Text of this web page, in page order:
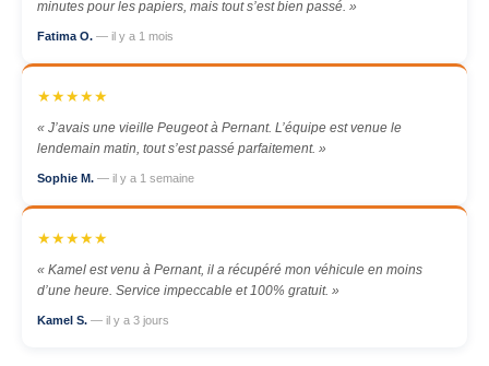
minutes pour les papiers, mais tout s’est bien passé. »
Fatima O. — il y a 1 mois
★★★★★
« J’avais une vieille Peugeot à Pernant. L’équipe est venue le
lendemain matin, tout s’est passé parfaitement. »
Sophie M. — il y a 1 semaine
★★★★★
« Kamel est venu à Pernant, il a récupéré mon véhicule en moins
d’une heure. Service impeccable et 100% gratuit. »
Kamel S. — il y a 3 jours